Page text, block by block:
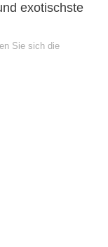
exotischste
Sie sich die